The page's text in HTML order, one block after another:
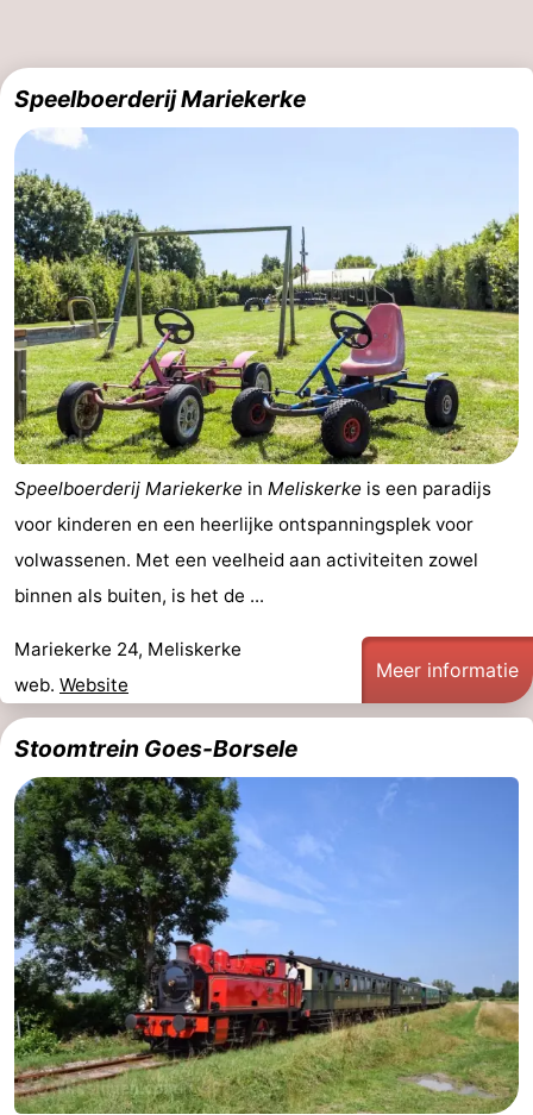
Speelboerderij Mariekerke
Speelboerderij Mariekerke in Meliskerke is een paradijs
voor kinderen en een heerlijke ontspanningsplek voor
volwassenen. Met een veelheid aan activiteiten zowel
binnen als buiten, is het de ...
Mariekerke 24, Meliskerke
web. Website
Meer informatie
Stoomtrein Goes-Borsele